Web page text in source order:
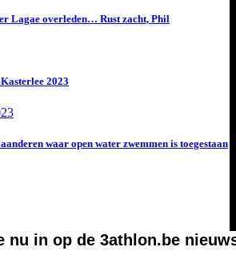
Lagae overleden… Rust zacht, Phil
2023
waar open water zwemmen is toegestaan
nu in op de 3athlon.be